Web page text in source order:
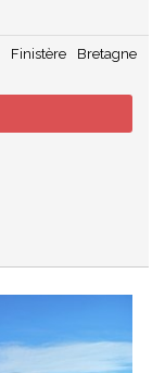
Finistère
Bretagne